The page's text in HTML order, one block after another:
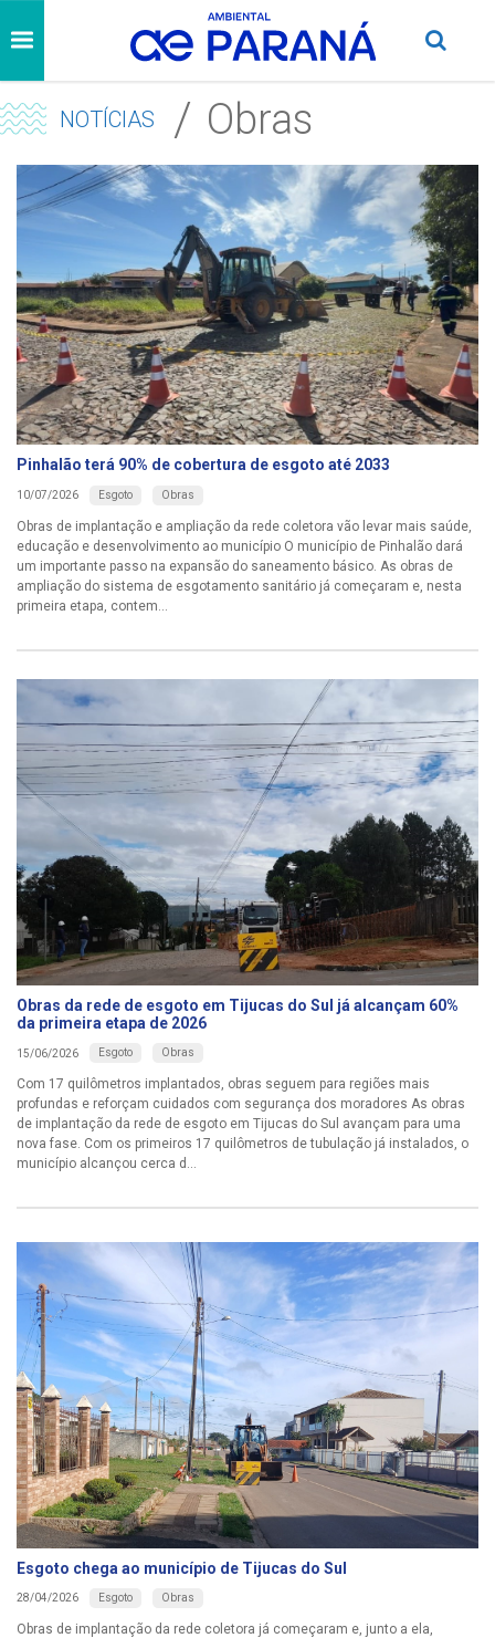
NOTÍCIAS Obras
Pinhalão terá 90% de cobertura de esgoto até 2033
10/07/2026 Esgoto Obras
Obras de implantação e ampliação da rede coletora vão levar mais saúde,
educação e desenvolvimento ao município O município de Pinhalão dará
um importante passo na expansão do saneamento básico. As obras de
ampliação do sistema de esgotamento sanitário já começaram e, nesta
primeira etapa, contem...
Obras da rede de esgoto em Tijucas do Sul já alcançam 60%
da primeira etapa de 2026
15/06/2026 Esgoto Obras
Com 17 quilômetros implantados, obras seguem para regiões mais
profundas e reforçam cuidados com segurança dos moradores As obras
de implantação da rede de esgoto em Tijucas do Sul avançam para uma
nova fase. Com os primeiros 17 quilômetros de tubulação já instalados, o
município alcançou cerca d...
Esgoto chega ao município de Tijucas do Sul
28/04/2026 Esgoto Obras
Obras de implantação da rede coletora já começaram e, junto a ela,